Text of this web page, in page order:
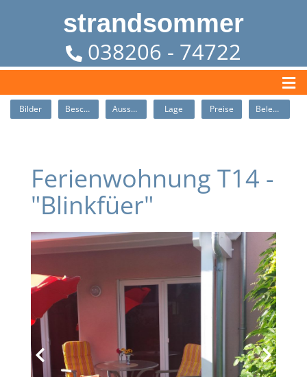
strandsommer
038206 - 74722
Bilder Beschreibung Ausstattung Lage Preise Belegung
Ferienwohnung T14 -
"Blinkfüer"
›